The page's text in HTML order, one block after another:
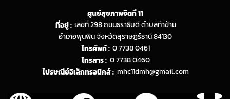
ศูนย์สุขภาพจิตที่ 11
ที่อยู่ : เลขที่ 298 ถนนธราธิบดี ตำบลท่าข้าม
อำเภอพุนพิน จังหวัดสุราษฎร์ธานี 84130
โทรศัพท์ : 0 7738 0461
โทรสาร : 0 7738 0460
ไปรษณีย์อิเล็กทรอนิกส์ : mhc11dmh@gmail.com